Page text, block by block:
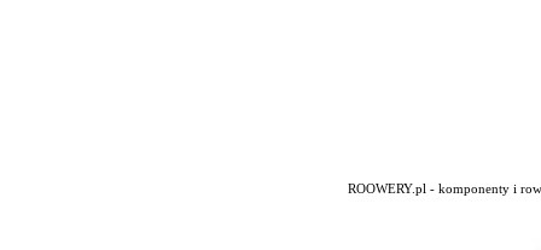
ROOWERY.pl - komponenty i